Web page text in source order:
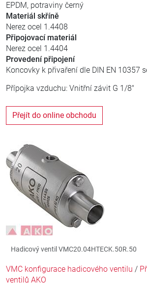
EPDM, potraviny černý
Materiál skříně
Nerez ocel 1.4408
Připojovací materiál
Nerez ocel 1.4404
Provedení připojení
Koncovky k přivaření dle DIN EN 10357
Přípojka vzduchu: Vnitřní závit G 1/8"
Přejít do online obchodu
Hadicový ventil VMC20.04HTECK.50R.50
VMC konfigurace hadicového ventilu /
ventilů AKO